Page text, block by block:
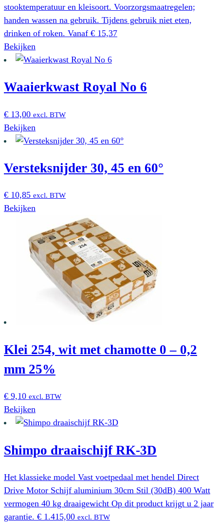
stooktemperatuur en kleisoort. Voorzorgsmaatregelen;
handen wassen na gebruik. Tijdens gebruik niet eten,
drinken of roken. Vanaf € 15,37
Bekijken
product
meerdere
Deze
kan
worden
op
Waaierkwast Royal No 6
€ 13,00 excl. BTW
Bekijken
Versteksnijder 30, 45 en 60°
€ 10,85 excl. BTW
Bekijken
Klei 254, wit met chamotte 0 – 0,2
mm 25%
€ 9,10 excl. BTW
Bekijken
Shimpo draaischijf RK-3D
Het klassieke model Vast voetpedaal met hendel Direct
Drive Motor Schijf aluminium 30cm Stil (30dB) 400 Watt
vermogen 40 kg draaigewicht Op dit product krijgt u 2 jaar
garantie. € 1.415,00 excl. BTW